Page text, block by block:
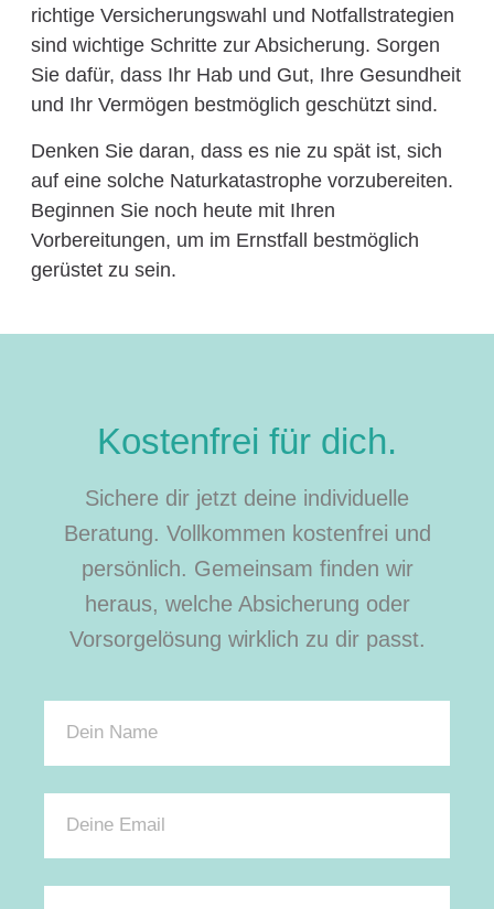
richtige Versicherungswahl und Notfallstrategien
sind wichtige Schritte zur Absicherung. Sorgen
Sie dafür, dass Ihr Hab und Gut, Ihre Gesundheit
und Ihr Vermögen bestmöglich geschützt sind.
Denken Sie daran, dass es nie zu spät ist, sich
auf eine solche Naturkatastrophe vorzubereiten.
Beginnen Sie noch heute mit Ihren
Vorbereitungen, um im Ernstfall bestmöglich
gerüstet zu sein.
Kostenfrei für dich.
Sichere dir jetzt deine individuelle
Beratung. Vollkommen kostenfrei und
persönlich. Gemeinsam finden wir
heraus, welche Absicherung oder
Vorsorgelösung wirklich zu dir passt.